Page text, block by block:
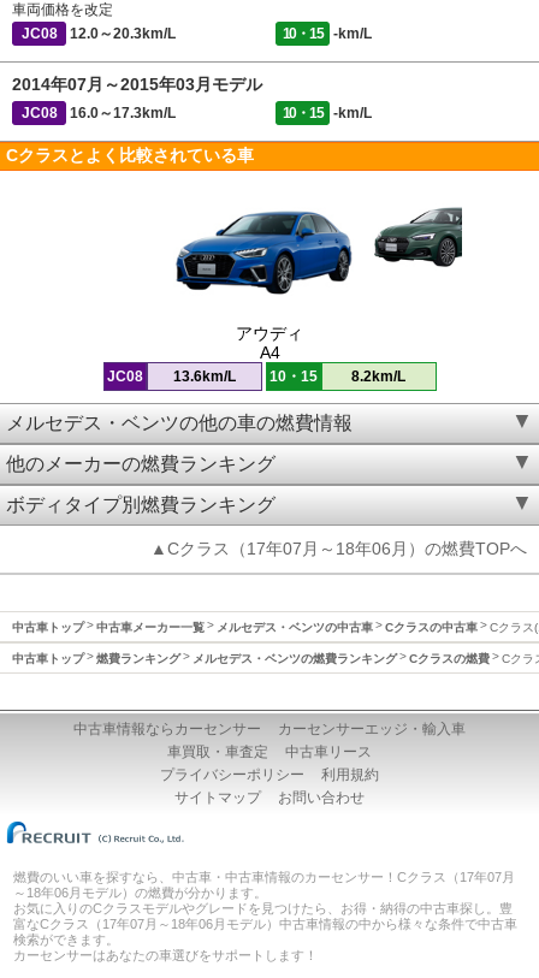
車両価格を改定
JC08
12.0～20.3km/L 10・15 -km/L
2014年07月～2015年03月モデル
JC08 16.0～17.3km/L 10・15 -km/L
Cクラスとよく比較されている車
アウディ
A4
JC08 13.6km/L 10・15 8.2km/L
メルセデス・ベンツの他の車の燃費情報
他のメーカーの燃費ランキング
ボディタイプ別燃費ランキング
▲Cクラス（17年07月～18年06月）の燃費TOPへ
中古車トップ 中古車メーカー一覧 メルセデス・ベンツの中古車 Cクラスの中古車 Cクラス
中古車トップ 燃費ランキング メルセデス・ベンツの燃費ランキング Cクラスの燃費 Cクラ
中古車情報ならカーセンサー
カーセンサーエッジ・輸入車
車買取・車査定
中古車リース
プライバシーポリシー
利用規約
サイトマップ
お問い合わせ
燃費のいい車を探すなら、中古車・中古車情報のカーセンサー！Cクラス（17年07月
～18年06月モデル）の燃費が分かります。
お気に入りのCクラスモデルやグレードを見つけたら、お得・納得の中古車探し。豊
富なCクラス（17年07月～18年06月モデル）中古車情報の中から様々な条件で中古車
検索ができます。
カーセンサーはあなたの車選びをサポートします！